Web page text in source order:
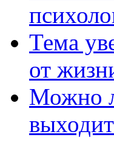
Тема
от
Можно